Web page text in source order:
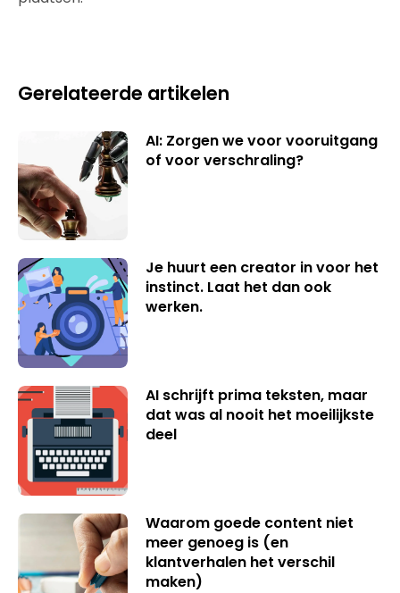
Gerelateerde artikelen
AI: Zorgen we voor vooruitgang
of voor verschraling?
Je huurt een creator in voor het
instinct. Laat het dan ook
werken.
AI schrijft prima teksten, maar
dat was al nooit het moeilijkste
deel
Waarom goede content niet
meer genoeg is (en
klantverhalen het verschil
maken)